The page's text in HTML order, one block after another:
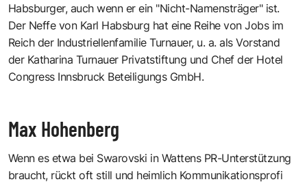
Habsburger, auch wenn er ein "Nicht-Namensträger" ist.
Der Neffe von Karl Habsburg hat eine Reihe von Jobs im
Reich der Industriellenfamilie Turnauer, u. a. als Vorstand
der Katharina Turnauer Privatstiftung und Chef der Hotel
Congress Innsbruck Beteiligungs GmbH.
Max Hohenberg
Wenn es etwa bei Swarovski in Wattens PR-Unterstützung
braucht, rückt oft still und heimlich Kommunikationsprofi